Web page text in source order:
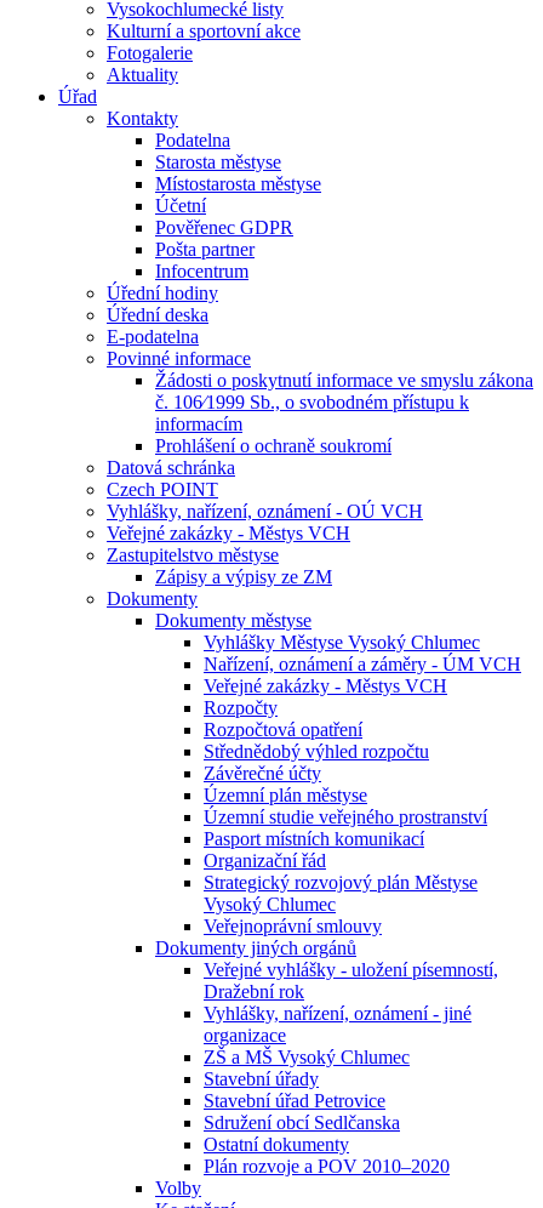
Vysokochlumecké listy
Kulturní a sportovní akce
Fotogalerie
Aktuality
Úřad
Kontakty
Podatelna
Starosta městyse
Místostarosta městyse
Účetní
Pověřenec GDPR
Pošta partner
Infocentrum
Úřední hodiny
Úřední deska
E-podatelna
Povinné informace
Žádosti o poskytnutí informace ve smyslu zákona
č. 106⁄1999 Sb., o svobodném přístupu k
informacím
Prohlášení o ochraně soukromí
Datová schránka
Czech POINT
Vyhlášky, nařízení, oznámení - OÚ VCH
Veřejné zakázky - Městys VCH
Zastupitelstvo městyse
Zápisy a výpisy ze ZM
Dokumenty
Dokumenty městyse
Vyhlášky Městyse Vysoký Chlumec
Nařízení, oznámení a záměry - ÚM VCH
Veřejné zakázky - Městys VCH
Rozpočty
Rozpočtová opatření
Střednědobý výhled rozpočtu
Závěrečné účty
Územní plán městyse
Územní studie veřejného prostranství
Pasport místních komunikací
Organizační řád
Strategický rozvojový plán Městyse
Vysoký Chlumec
Veřejnoprávní smlouvy
Dokumenty jiných orgánů
Veřejné vyhlášky - uložení písemností,
Dražební rok
Vyhlášky, nařízení, oznámení - jiné
organizace
ZŠ a MŠ Vysoký Chlumec
Stavební úřady
Stavební úřad Petrovice
Sdružení obcí Sedlčanska
Ostatní dokumenty
Plán rozvoje a POV 2010–2020
Volby